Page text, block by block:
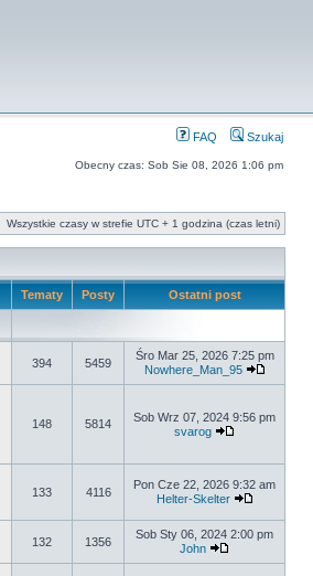
FAQ Szukaj
Obecny czas: Sob Sie 08, 2026 1:06 pm
Wszystkie czasy w strefie UTC + 1 godzina (czas letni)
Tematy Posty Ostatni post
394 5459
Śro Mar 25, 2026 7:25 pm
Nowhere_Man_95
148 5814
Sob Wrz 07, 2024 9:56 pm
svarog
133 4116
Pon Cze 22, 2026 9:32 am
Helter-Skelter
132 1356
Sob Sty 06, 2024 2:00 pm
John